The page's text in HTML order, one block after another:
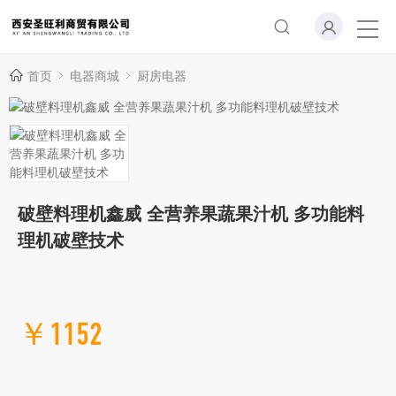
首页 电器商城 厨房电器
破壁料理机鑫威 全营养果蔬果汁机 多功能料
理机破壁技术
￥1152